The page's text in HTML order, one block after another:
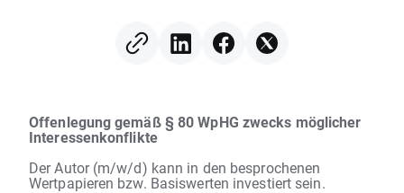
Digital verliert 12 %
Offenlegung gemäß § 80 WpHG zwecks möglicher
Interessenkonflikte
Der Autor (m/w/d) kann in den besprochenen
Wertpapieren bzw. Basiswerten investiert sein.